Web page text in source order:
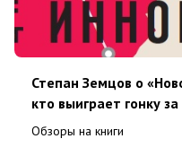
Степан Земцов о
кто выиграет гонку
Обзоры на книги